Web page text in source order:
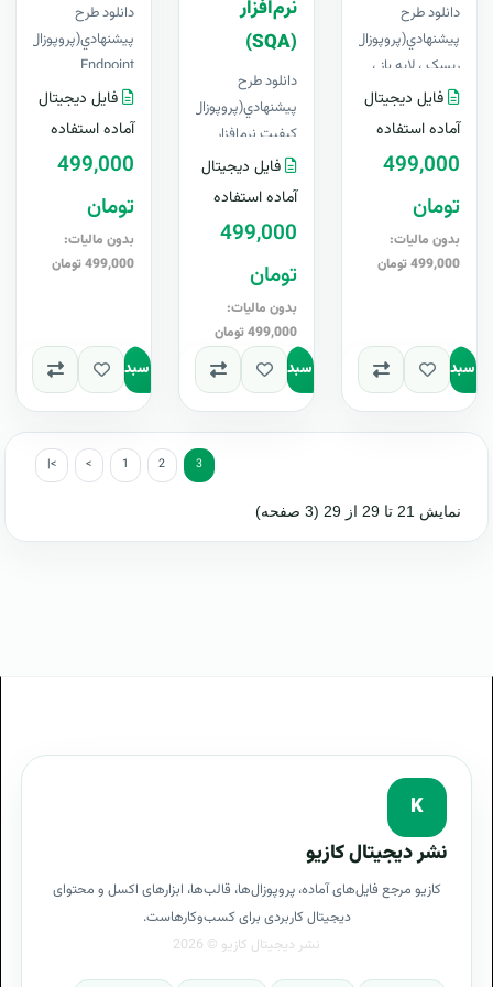
دانلود طرح
پيشنهادي(پروپوزال) مدیریت
ریسک ، لایه باز ،
قابل ویرایش در
Word+ آپدیت
فایل دیجیتال
آماده استفاده
499,000
تومان
بدون مالیات:
499,000 تومان
به سبد
نرم‌افزار
(SQA)
دانلود طرح
پيشنهادي(پروپوزال) مدیریت
کیفیت نرم‌افزار
(SQA)، لایه باز ،
قابل ویرایش در
فایل دیجیتال
آماده استفاده
499,000
تومان
بدون مالیات:
499,000 تومان
افزودن به سبد
دانلود طرح
Endpoint
Management،
لایه باز ، قابل
آ..
فایل دیجیتال
آماده استفاده
499,000
تومان
بدون مالیات:
499,000 تومان
افزودن به سبد
|< < 1 2 3
نمایش 21 تا 29 از 29 (3 صفحه)
K
نشر دیجیتال کازیو
کازیو مرجع فایل‌های آماده، پروپوزال‌ها، قالب‌ها، ابزارهای اکسل و محتوای
دیجیتال کاربردی برای کسب‌وکارهاست.